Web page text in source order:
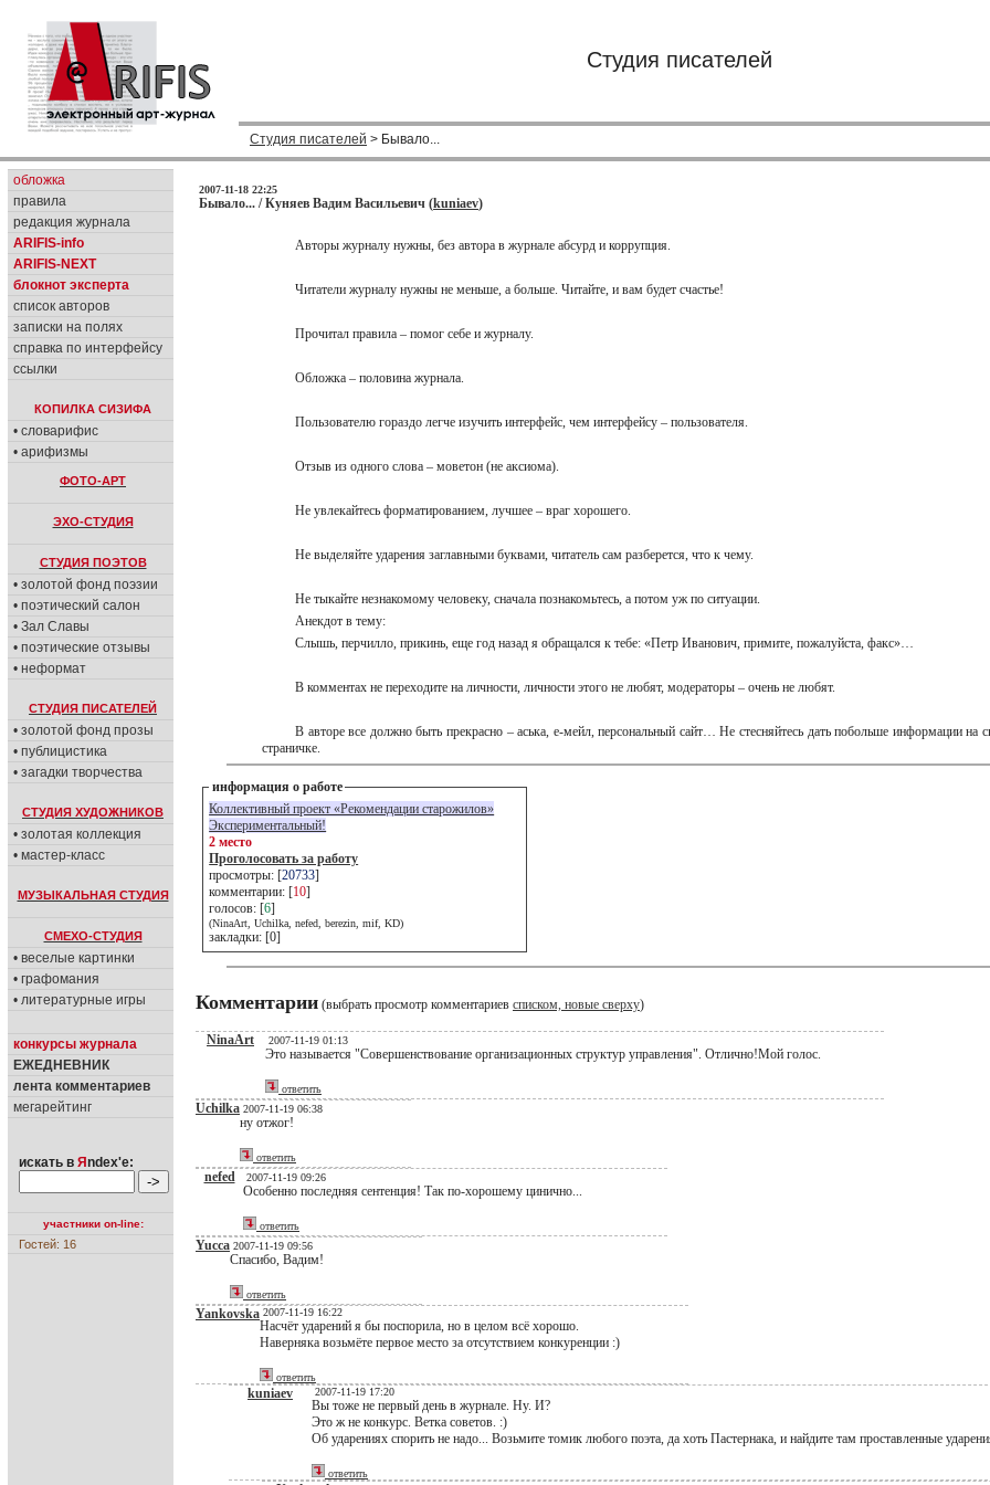
Студия писателей
Студия писателей > Бывало...
обложка
правила
редакция журнала
ARIFIS-info
ARIFIS-NEXT
блокнот эксперта
список авторов
записки на полях
справка по интерфейсу
ссылки
КОПИЛКА СИЗИФА
• словарифис
• арифизмы
ФОТО-АРТ
ЭХО-СТУДИЯ
СТУДИЯ ПОЭТОВ
• золотой фонд поэзии
• поэтический салон
• Зал Славы
• поэтические отзывы
• неформат
СТУДИЯ ПИСАТЕЛЕЙ
• золотой фонд прозы
• публицистика
• загадки творчества
СТУДИЯ ХУДОЖНИКОВ
• золотая коллекция
• мастер-класс
МУЗЫКАЛЬНАЯ СТУДИЯ
СМЕХО-СТУДИЯ
• веселые картинки
• графомания
• литературные игры
конкурсы журнала
ЕЖЕДНЕВНИК
лента комментариев
мегарейтинг
искать в Я ndex'е:
участники on-line:
Гостей: 16
2007-11-18 22:25
Бывало... / Куняев Вадим Васильевич (kuniaev)
Авторы журналу нужны, без автора в журнале абсурд и коррупция.
Читатели журналу нужны не меньше, а больше. Читайте, и вам будет счастье!
Прочитал правила – помог себе и журналу.
Обложка – половина журнала.
Пользователю гораздо легче изучить интерфейс, чем интерфейсу – пользователя.
Отзыв из одного слова – моветон (не аксиома).
Не увлекайтесь форматированием, лучшее – враг хорошего.
Не выделяйте ударения заглавными буквами, читатель сам разберется, что к чему.
Не тыкайте незнакомому человеку, сначала познакомьтесь, а потом уж по ситуации.
Анекдот в тему:
Слышь, перчилло, прикинь, еще год назад я обращался к тебе: «Петр Иванович, примите, пожалуйста, факс»…
В комментах не переходите на личности, личности этого не любят, модераторы – очень не любят.
В авторе все должно быть прекрасно – аська, е-мейл, персональный сайт… Не стесняйтесь дать побольше информации на
страничке.
информация о работе
Коллективный проект «Рекомендации старожилов»
Экспериментальный!
2 место
Проголосовать за работу
просмотры: [20733]
комментарии: [10]
голосов: [6]
(NinaArt, Uchilka, nefed, berezin, mif, KD)
закладки: [0]
Комментарии (выбрать просмотр комментариев списком, новые сверху)
NinaArt 2007-11-19 01:13
Это называется "Совершенствование организационных структур управления". Отлично!Мой голос.
ответить
Uchilka 2007-11-19 06:38
ну отжог!
ответить
nefed 2007-11-19 09:26
Особенно последняя сентенция! Так по-хорошему цинично...
ответить
Yucca 2007-11-19 09:56
Спасибо, Вадим!
ответить
Yankovska 2007-11-19 16:22
Насчёт ударений я бы поспорила, но в целом всё хорошо.
Наверняка возьмёте первое место за отсутствием конкуренции :)
ответить
kuniaev 2007-11-19 17:20
Вы тоже не первый день в журнале. Ну. И?
Это ж не конкурс. Ветка советов. :)
Об ударениях спорить не надо... Возьмите томик любого поэта, да хоть Пастернака, и найдите там проставленные
ответить